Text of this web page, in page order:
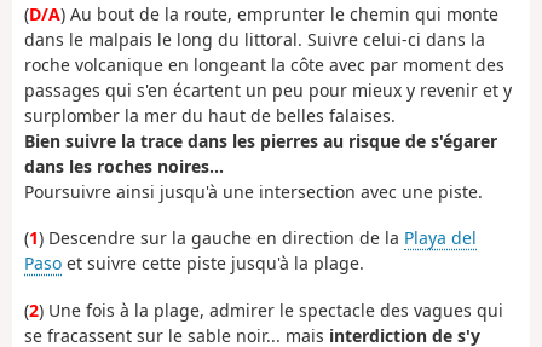
(D/A) Au bout de la route, emprunter le chemin qui monte
dans le malpais le long du littoral. Suivre celui-ci dans la
roche volcanique en longeant la côte avec par moment des
passages qui s'en écartent un peu pour mieux y revenir et y
surplomber la mer du haut de belles falaises.
Bien suivre la trace dans les pierres au risque de s'égarer
dans les roches noires...
Poursuivre ainsi jusqu'à une intersection avec une piste.
(1) Descendre sur la gauche en direction de la Playa del
Paso et suivre cette piste jusqu'à la plage.
(2) Une fois à la plage, admirer le spectacle des vagues qui
se fracassent sur le sable noir... mais interdiction de s'y